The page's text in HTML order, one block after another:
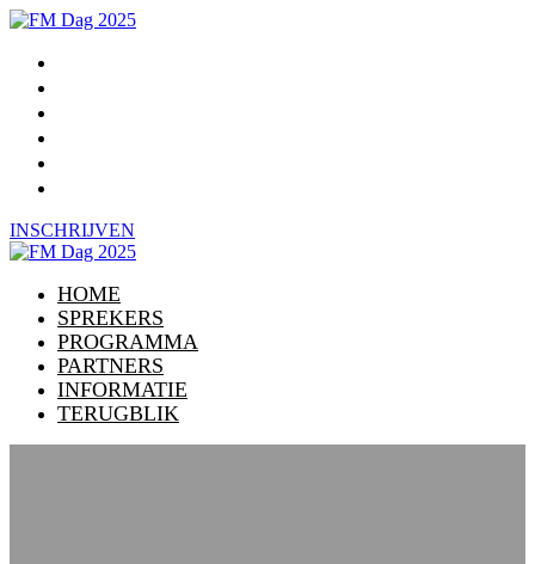
INSCHRIJVEN
HOME
SPREKERS
PROGRAMMA
PARTNERS
INFORMATIE
TERUGBLIK